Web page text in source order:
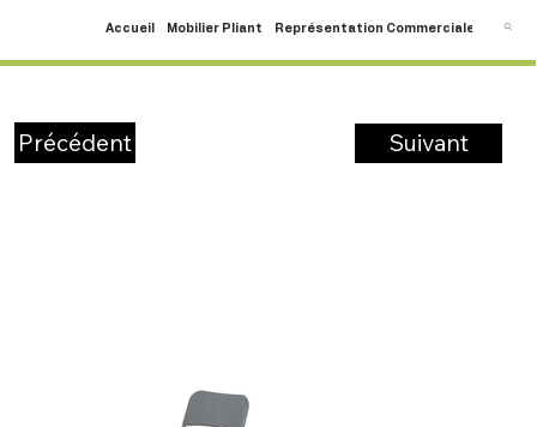
Accueil Mobilier Pliant Représentation Commerciale SAV
Précédent Suivant